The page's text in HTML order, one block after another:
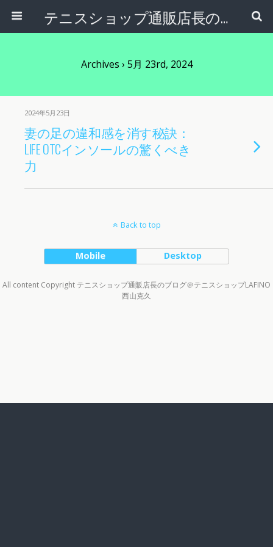
テニスショップ通販店長のブログ＠テニスショップLAFINO 西山克久
Archives › 5月 23rd, 2024
2024年5月23日
妻の足の違和感を消す秘訣：
LIFE OTCインソールの驚くべき
力
Back to top
Mobile Desktop
All content Copyright テニスショップ通販店長のブログ＠テニスショップLAFINO
西山克久